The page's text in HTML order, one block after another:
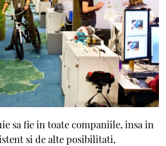
sa fie in toate companiile, insa in
si de alte posibilitati,